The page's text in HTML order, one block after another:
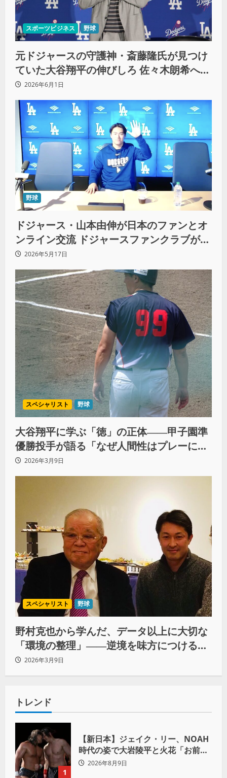
スポーツビジネス 野球
元ドジャースの守護神・斎藤隆氏が見つけ
ていた大谷翔平の伸びしろ 佐々木朗希への
知られざる支援も明かす
2026年6月1日
野球
ドジャース・山本由伸が日本のファンとオ
ンライン交流 ドジャースファンクラブが生
んだ特別な30分
2026年5月17日
スペシャリスト 野球
大谷翔平に学ぶ「徳」の正体――甲子園準
優勝投手が語る「なぜ人間性はプレーに現
れるのか」 #4
2026年3月9日
スペシャリスト 野球
野村克也から学んだ、データ以上に大切な
「環境の整理」――逆境を味方につける思
考法 #3
2026年3月9日
トレンド
1
【新日本】ジェイク・リー、NOAH
時代の姿で大岩陵平と火花「お前の
おかげで、忘れてたもの思い出した
2026年8月9日